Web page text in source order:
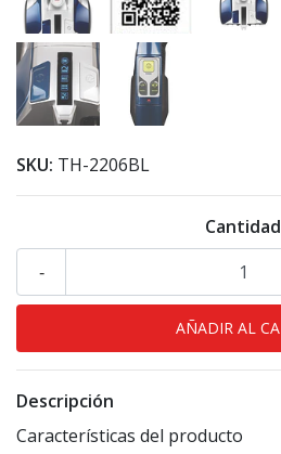
SKU: TH-2206BL
Cantidad
-
Descripción
Características del producto